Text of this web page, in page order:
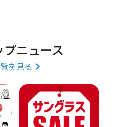
プニュース
を見る